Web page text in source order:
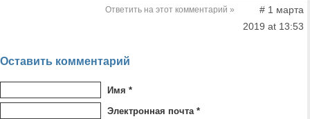
Ответить на этот комментарий »
# 1 марта
2019 at 13:53
Оставить комментарий
Имя *
Электронная почта *